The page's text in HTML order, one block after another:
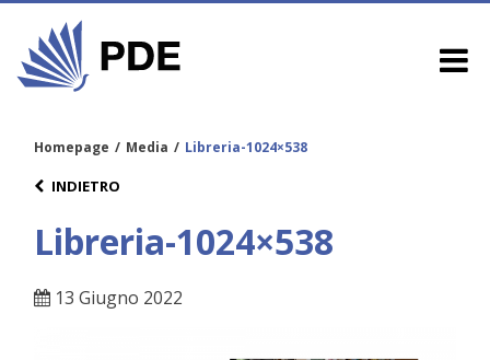
Homepage / Media / Libreria-1024×538
INDIETRO
Libreria-1024×538
13 Giugno 2022